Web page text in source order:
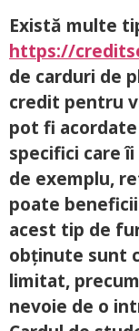
Există multe
https://
de carduri de
credit pentru
pot fi
specifici care
de exemplu,
poate
acest tip de
obținute sunt
limitat,
nevoie de o